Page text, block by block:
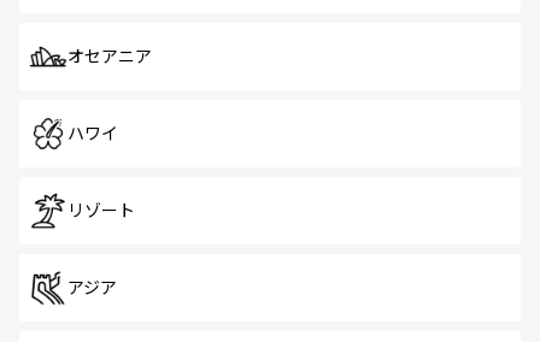
オセアニア
ハワイ
リゾート
アジア